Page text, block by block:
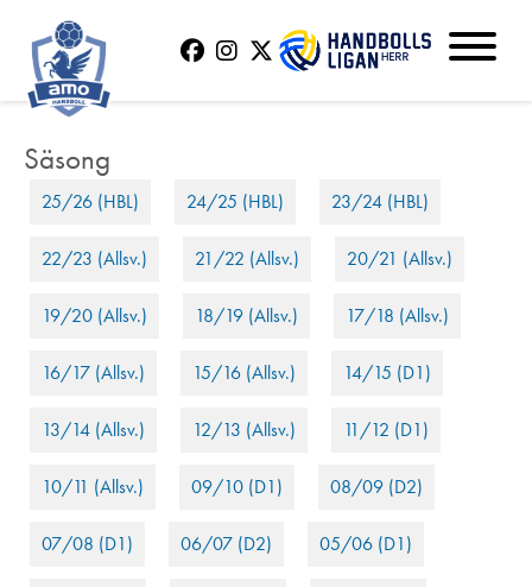
25/26 (HBL) 24/25 (HBL) 23/24 (HBL)
22/23 (Allsv.) 21/22 (Allsv.) 20/21 (Allsv.)
19/20 (Allsv.) 18/19 (Allsv.) 17/18 (Allsv.)
16/17 (Allsv.) 15/16 (Allsv.) 14/15 (D1)
13/14 (Allsv.) 12/13 (Allsv.) 11/12 (D1)
10/11 (Allsv.) 09/10 (D1) 08/09 (D2)
07/08 (D1) 06/07 (D2) 05/06 (D1)